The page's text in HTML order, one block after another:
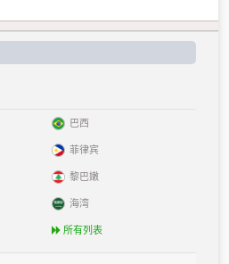
巴西
菲律宾
黎巴嫩
海湾
所有列表